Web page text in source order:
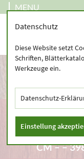
MENU
320.120.34 –
350 – 500
GRÖSSTE SEITE
M – – 398
Datenschutz
Diese Website setzt
Schriften,
Werkzeuge ein.
Datenschutz-
Einstellung